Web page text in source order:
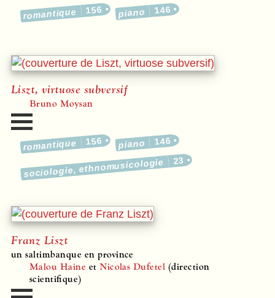
romantique 156 piano 146
Liszt, virtuose subversif
Bruno Moysan
romantique 156 piano 146
sociologie, ethnomusicologie 23
Franz Liszt
un saltimbanque en province
Malou Haine etNicolas Dufetel (direction
scientifique)